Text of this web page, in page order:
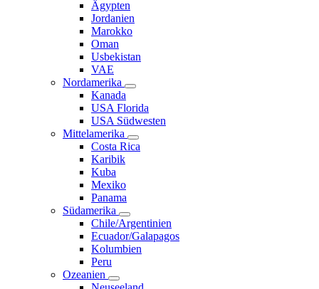
Ägypten
Jordanien
Marokko
Oman
Usbekistan
VAE
Nordamerika
Kanada
USA Florida
USA Südwesten
Mittelamerika
Costa Rica
Karibik
Kuba
Mexiko
Panama
Südamerika
Chile/Argentinien
Ecuador/Galapagos
Kolumbien
Peru
Ozeanien